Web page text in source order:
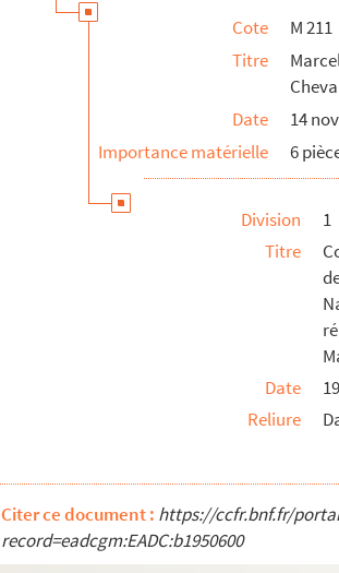
Cote
M 211
Titre
Date
14
Importance matérielle
6
Division
1
Titre
Date
Reliure
Citer ce document : https://ccfr.bnf.fr/
record=eadcgm:EADC:b1950600